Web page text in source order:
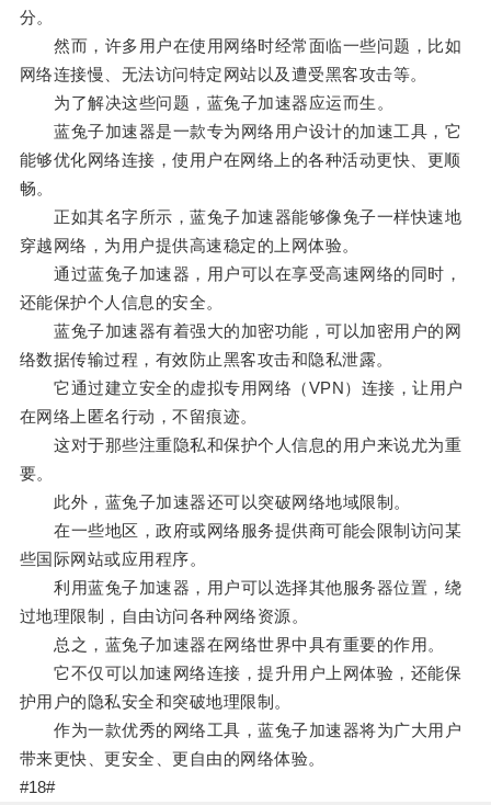
分。
然而，许多用户在使用网络时经常面临一些问题，比如
网络连接慢、无法访问特定网站以及遭受黑客攻击等。
为了解决这些问题，蓝兔子加速器应运而生。
蓝兔子加速器是一款专为网络用户设计的加速工具，它
能够优化网络连接，使用户在网络上的各种活动更快、更顺
畅。
正如其名字所示，蓝兔子加速器能够像兔子一样快速地
穿越网络，为用户提供高速稳定的上网体验。
通过蓝兔子加速器，用户可以在享受高速网络的同时，
还能保护个人信息的安全。
蓝兔子加速器有着强大的加密功能，可以加密用户的网
络数据传输过程，有效防止黑客攻击和隐私泄露。
它通过建立安全的虚拟专用网络（VPN）连接，让用户
在网络上匿名行动，不留痕迹。
这对于那些注重隐私和保护个人信息的用户来说尤为重
要。
此外，蓝兔子加速器还可以突破网络地域限制。
在一些地区，政府或网络服务提供商可能会限制访问某
些国际网站或应用程序。
利用蓝兔子加速器，用户可以选择其他服务器位置，绕
过地理限制，自由访问各种网络资源。
总之，蓝兔子加速器在网络世界中具有重要的作用。
它不仅可以加速网络连接，提升用户上网体验，还能保
护用户的隐私安全和突破地理限制。
作为一款优秀的网络工具，蓝兔子加速器将为广大用户
带来更快、更安全、更自由的网络体验。
#18#